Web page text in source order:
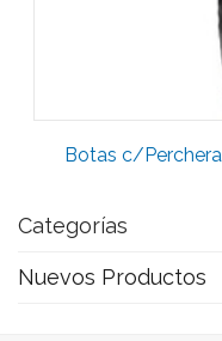
Botas c/
Categorías
Nuevos Productos